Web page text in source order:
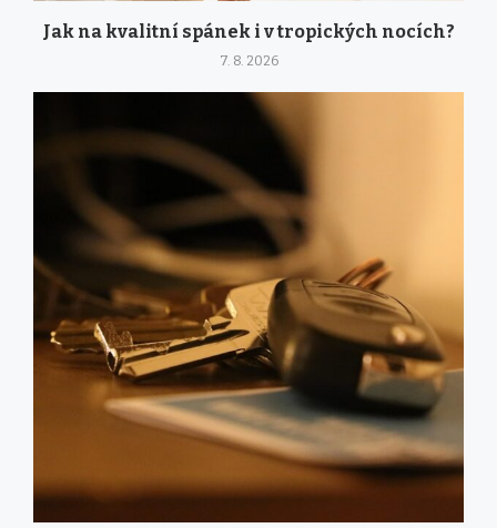
Jak na kvalitní spánek i v tropických nocích?
7. 8. 2026